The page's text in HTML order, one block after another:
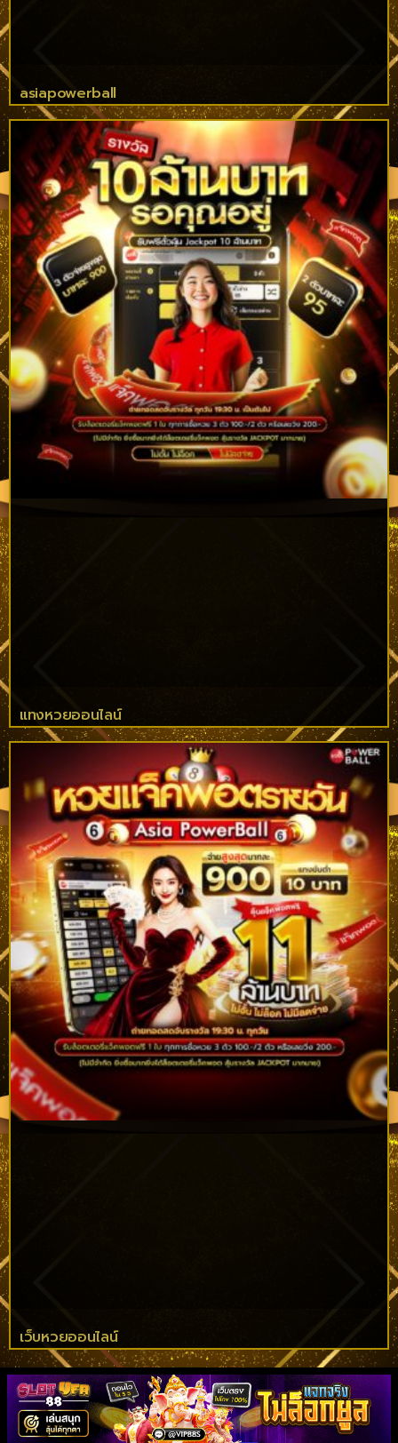
asiapowerball
แทงหวยออนไลน์
เว็บหวยออนไลน์